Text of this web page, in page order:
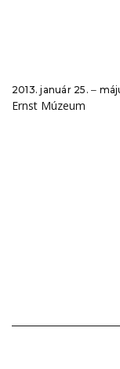
2013. január 25. ‒
Ernst Múzeum